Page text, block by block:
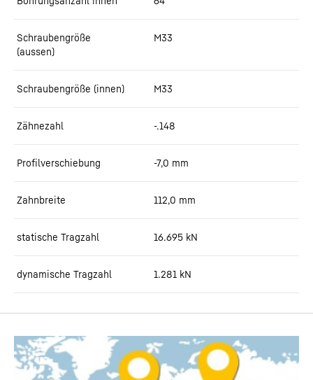
Schraubengröße
(aussen)
M33
Schraubengröße (innen) M33
Zähnezahl -.148
Profilverschiebung -7,0 mm
Zahnbreite 112,0 mm
statische Tragzahl 16.695 kN
dynamische Tragzahl 1.281 kN